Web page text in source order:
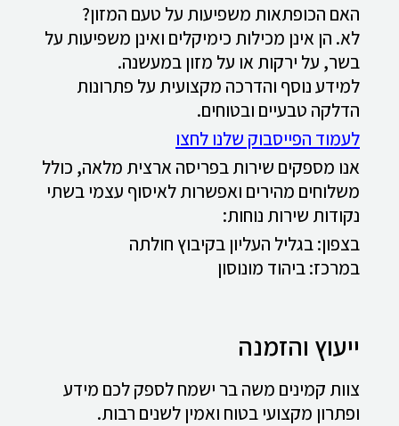
האם הכופתאות משפיעות על טעם המזון?
לא. הן אינן מכילות כימיקלים ואינן משפיעות על
בשר, על ירקות או על מזון במעשנה.
למידע נוסף והדרכה מקצועית על פתרונות
הדלקה טבעיים ובטוחים.
לעמוד הפייסבוק שלנו לחצו
אנו מספקים שירות בפריסה ארצית מלאה, כולל
משלוחים מהירים ואפשרות לאיסוף עצמי בשתי
נקודות שירות נוחות:
בצפון: בגליל העליון בקיבוץ חולתה
במרכז: ביהוד מונוסון
ייעוץ והזמנה
צוות קמינים משה בר ישמח לספק לכם מידע
ופתרון מקצועי בטוח ואמין לשנים רבות.